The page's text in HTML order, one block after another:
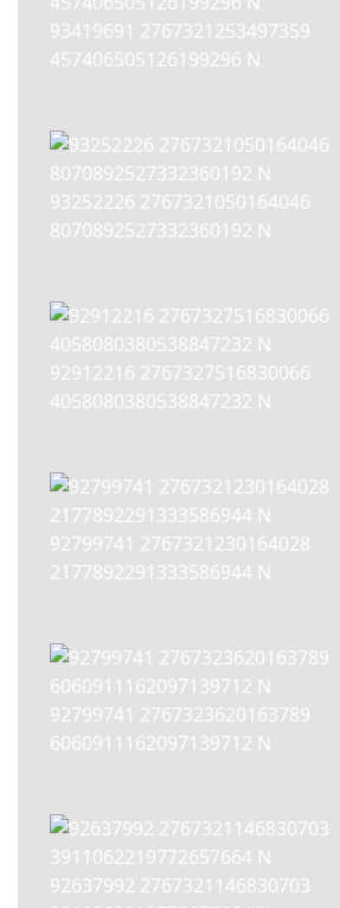
93419691 2767321253497359
457406505126199296 N
93252226 2767321050164046
8070892527332360192 N
92912216 2767327516830066
4058080380538847232 N
92799741 2767321230164028
2177892291333586944 N
92799741 2767323620163789
6060911162097139712 N
92637992 2767321146830703